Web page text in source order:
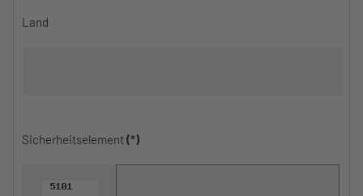
Land
Sicherheitselement(*)